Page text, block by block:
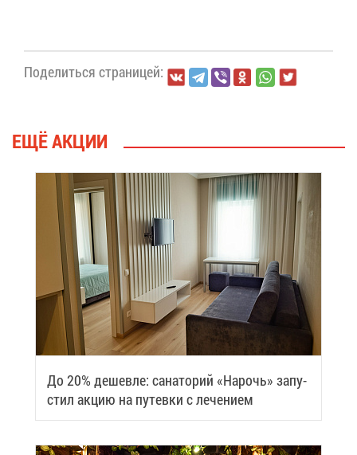
По­де­лить­ся стра­ни­цей:
ЕЩЁ АК­ЦИИ
До 20% де­шев­ле: са­на­то­рий «На­рочь» за­пу­
стил ак­цию на пу­тев­ки с ле­че­ни­ем